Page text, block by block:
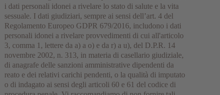
i dati personali idonei a rivelare lo stato di salute e la vita
sessuale. I dati giudiziari, sempre ai sensi dell’art. 4 del
Regolamento Europeo GDPR 679/2016, includono i dati
personali idonei a rivelare provvedimenti di cui all'articolo
3, comma 1, lettere da a) a o) e da r) a u), del D.P.R. 14
novembre 2002, n. 313, in materia di casellario giudiziale,
di anagrafe delle sanzioni amministrative dipendenti da
reato e dei relativi carichi pendenti, o la qualità di imputato
o di indagato ai sensi degli articoli 60 e 61 del codice di